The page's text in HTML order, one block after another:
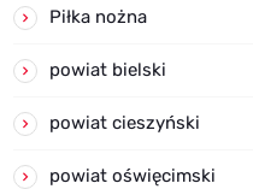
Piłka nożna
powiat bielski
powiat cieszyński
powiat oświęcimski